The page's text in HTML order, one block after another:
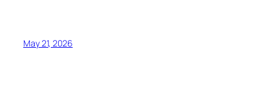
May 21, 2026